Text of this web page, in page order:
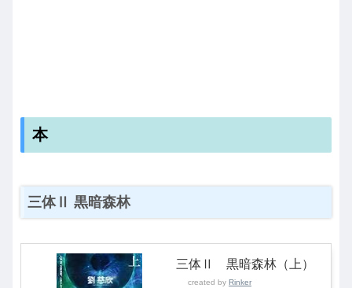
本
三体Ⅱ 黒暗森林
三体Ⅱ 黒暗森林（上）
created by Rinker